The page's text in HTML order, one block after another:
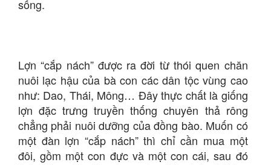
sống.
Lợn “cắp nách” được ra đời từ thói quen chăn
nuôi lạc hậu của bà con các dân tộc vùng cao
như: Dao, Thái, Mông… Đây thực chất là giống
lợn đặc trưng truyền thống chuyên thả rông
chẳng phải nuôi dưỡng của đồng bào. Muốn có
một đàn lợn “cắp nách” thì chỉ cần mua một
đôi, gồm một con đực và một con cái, sau đó